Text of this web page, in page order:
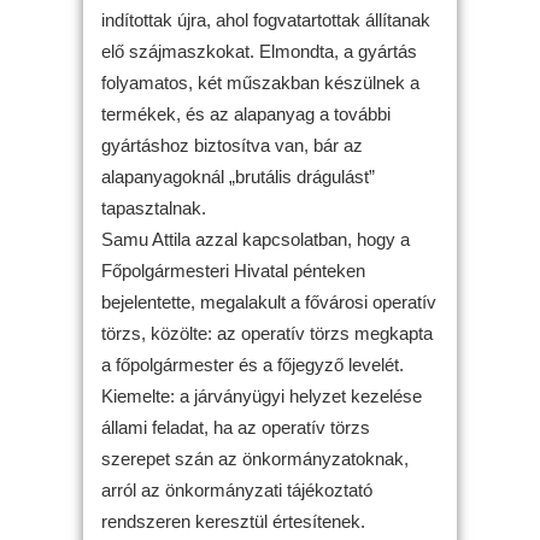
indítottak újra, ahol fogvatartottak állítanak
elő szájmaszkokat. Elmondta, a gyártás
folyamatos, két műszakban készülnek a
termékek, és az alapanyag a további
gyártáshoz biztosítva van, bár az
alapanyagoknál „brutális drágulást”
tapasztalnak.
Samu Attila azzal kapcsolatban, hogy a
Főpolgármesteri Hivatal pénteken
bejelentette, megalakult a fővárosi operatív
törzs, közölte: az operatív törzs megkapta
a főpolgármester és a főjegyző levelét.
Kiemelte: a járványügyi helyzet kezelése
állami feladat, ha az operatív törzs
szerepet szán az önkormányzatoknak,
arról az önkormányzati tájékoztató
rendszeren keresztül értesítenek.